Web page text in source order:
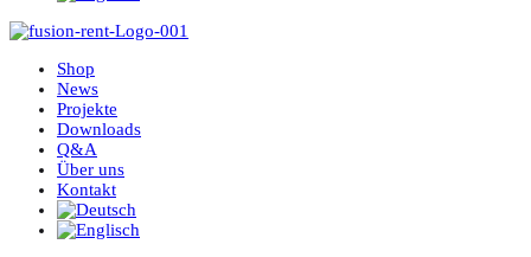
Shop
News
Projekte
Downloads
Q&A
Über uns
Kontakt